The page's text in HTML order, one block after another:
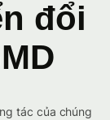
đổi
tác của chúng